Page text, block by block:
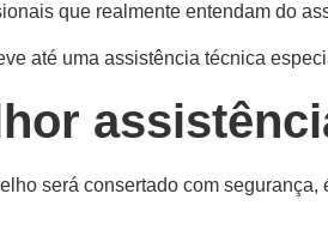
que realmente entendam do
até uma assistência técnica
será consertado com